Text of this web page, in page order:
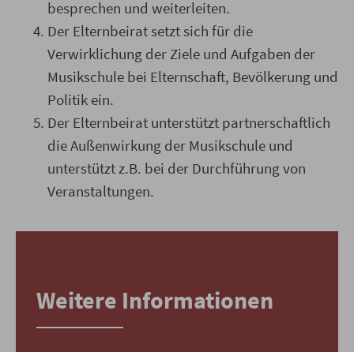
besprechen und weiterleiten.
Der Elternbeirat setzt sich für die
Verwirklichung der Ziele und Aufgaben der
Musikschule bei Elternschaft, Bevölkerung und
Politik ein.
Der Elternbeirat unterstützt partnerschaftlich
die Außenwirkung der Musikschule und
unterstützt z.B. bei der Durchführung von
Veranstaltungen.
Weitere Informationen